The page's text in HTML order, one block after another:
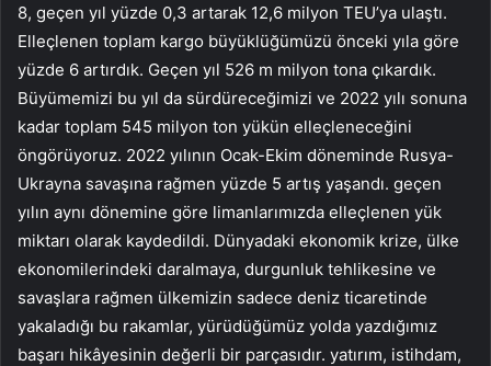
8, geçen yıl yüzde 0,3 artarak 12,6 milyon TEU’ya ulaştı.
Elleçlenen toplam kargo büyüklüğümüzü önceki yıla göre
yüzde 6 artırdık. Geçen yıl 526 m milyon tona çıkardık.
Büyümemizi bu yıl da sürdüreceğimizi ve 2022 yılı sonuna
kadar toplam 545 milyon ton yükün elleçleneceğini
öngörüyoruz. 2022 yılının Ocak-Ekim döneminde Rusya-
Ukrayna savaşına rağmen yüzde 5 artış yaşandı. geçen
yılın aynı dönemine göre limanlarımızda elleçlenen yük
miktarı olarak kaydedildi. Dünyadaki ekonomik krize, ülke
ekonomilerindeki daralmaya, durgunluk tehlikesine ve
savaşlara rağmen ülkemizin sadece deniz ticaretinde
yakaladığı bu rakamlar, yürüdüğümüz yolda yazdığımız
başarı hikâyesinin değerli bir parçasıdır. yatırım, istihdam,